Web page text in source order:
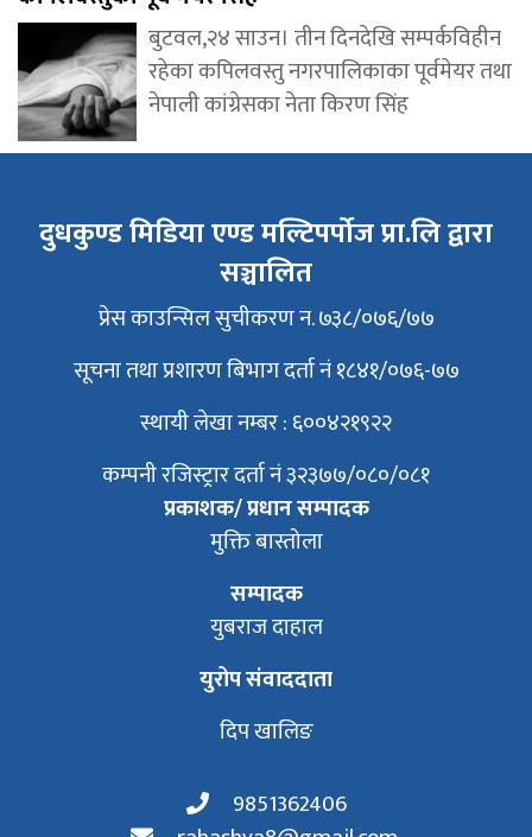
बुटवल,२४ साउन। तीन दिनदेखि सम्पर्कविहीन
रहेका कपिलवस्तु नगरपालिकाका पूर्वमेयर तथा
नेपाली कांग्रेसका नेता किरण सिंह
दुधकुण्ड मिडिया एण्ड मल्टिपर्पोज प्रा.लि द्वारा
सञ्चालित
प्रेस काउन्सिल सुचीकरण न. ७३८/०७६/७७
सूचना तथा प्रशारण बिभाग दर्ता नं १८४१/०७६-७७
स्थायी लेखा नम्बर : ६००४२१९२२
कम्पनी रजिस्ट्रार दर्ता नं ३२३७७/०८०/०८१
प्रकाशक/ प्रधान सम्पादक
मुक्ति बास्तोला
सम्पादक
युबराज दाहाल
युरोप संवाददाता
दिप खालिङ
9851362406